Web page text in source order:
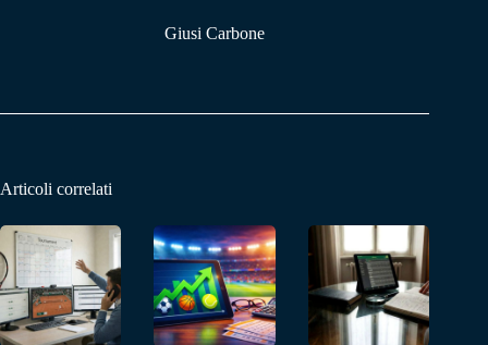
Giusi Carbone
Articoli correlati